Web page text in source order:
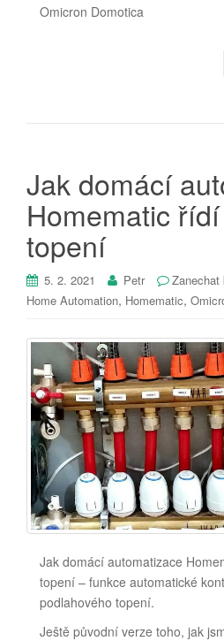
Omicron Domotica
Jak domácí
Homematic
topení
5. 2. 2021 Petr Zanechat
Home Automation, Homematic,
Jak domácí automatizace
topení – funkce automatické
podlahového topení.
Ještě původní verze toho, jak